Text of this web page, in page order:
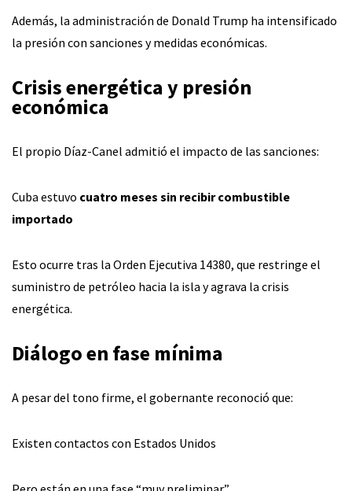
Además, la administración de Donald Trump ha intensificado
la presión con sanciones y medidas económicas.
Crisis energética y presión
económica
El propio Díaz-Canel admitió el impacto de las sanciones:
Cuba estuvo cuatro meses sin recibir combustible
importado
Esto ocurre tras la Orden Ejecutiva 14380, que restringe el
suministro de petróleo hacia la isla y agrava la crisis
energética.
Diálogo en fase mínima
A pesar del tono firme, el gobernante reconoció que:
Existen contactos con Estados Unidos